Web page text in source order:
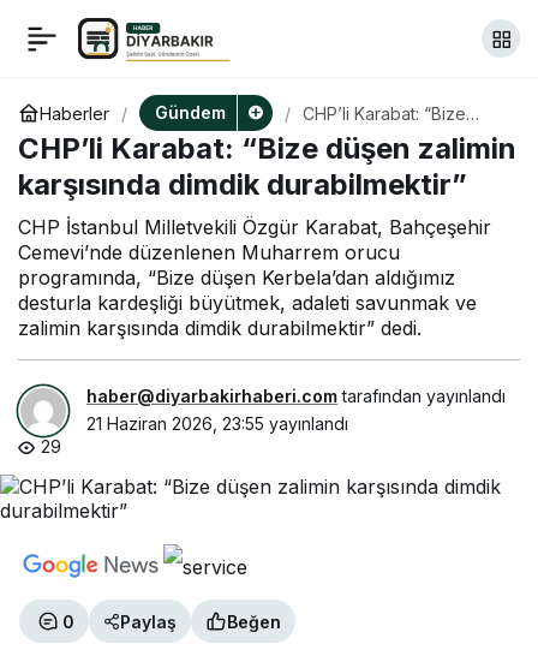
Haberler Gündem
CHP’li Karabat: “Bize
düşen zalimin karşısında
dimdik durabilmektir”
CHP’li Karabat: “Bize düşen zalimin
karşısında dimdik durabilmektir”
CHP İstanbul Milletvekili Özgür Karabat, Bahçeşehir
Cemevi’nde düzenlenen Muharrem orucu
programında, “Bize düşen Kerbela’dan aldığımız
desturla kardeşliği büyütmek, adaleti savunmak ve
zalimin karşısında dimdik durabilmektir” dedi.
haber@diyarbakirhaberi.comtarafından yayınlandı
21 Haziran 2026, 23:55 yayınlandı
29
0 Paylaş Beğen
CHP İzmir İl Başkanı
olarak atanan Utku
Gümrükçü İl
Başkanlığı’na geldi
Paylaş